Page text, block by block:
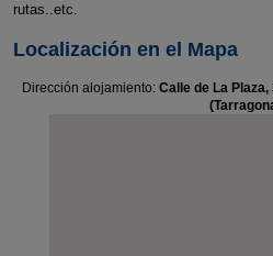
rutas..etc.
Localización en el Mapa
Dirección alojamiento: Calle de La